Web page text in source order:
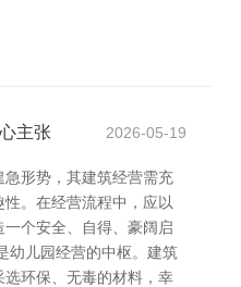
主张 2026-05-19
形势，其建筑经营需充
。在经营流程中，应以
个安全、自得、豪阔启
幼儿园经营的中枢。建筑
环保、无毒的材料，幸